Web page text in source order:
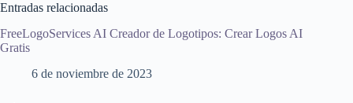
Entradas relacionadas
FreeLogoServices AI Creador de Logotipos: Crear Logos AI
Gratis
6 de noviembre de 2023